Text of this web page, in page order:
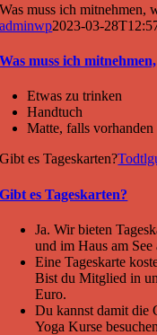
Was muss ich mitnehmen,
adminwp2023-03-
Was muss ich
Etwas zu trinken
Handtuch
Matte, falls vorhanden
Gibt es Tageskarten?
Gibt es Tageskarten?
Ja. Wir bieten
und im Haus am See
Eine Tageskarte
Bist du Mitglied in
Euro.
Du kannst damit die
Yoga Kurse